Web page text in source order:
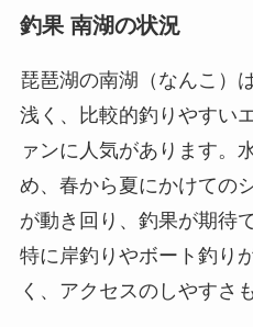
釣果 南湖の状況
琵琶湖の南湖（なんこ）
浅く、比較的釣りやすい
ァンに人気があります。
め、春から夏にかけての
が動き回り、釣果が期待
特に岸釣りやボート釣り
く、アクセスのしやすさ